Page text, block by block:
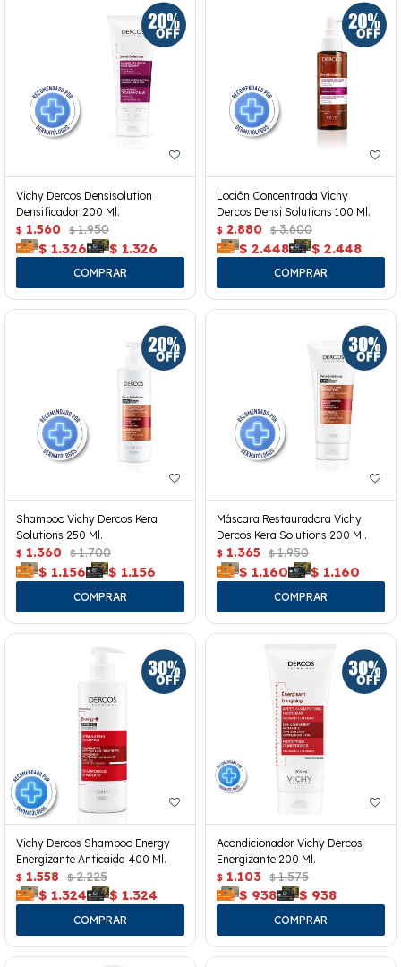
Vichy Dercos Densisolution
Densificador 200 Ml.
$ 1.560 $ 1.950
$ 1.326 $ 1.326
Loción Concentrada Vichy
Dercos Densi Solutions 100 Ml.
$ 2.880 $ 3.600
$ 2.448 $ 2.448
Shampoo Vichy Dercos Kera
Solutions 250 Ml.
$ 1.360 $ 1.700
$ 1.156 $ 1.156
Máscara Restauradora Vichy
Dercos Kera Solutions 200 Ml.
$ 1.365 $ 1.950
$ 1.160 $ 1.160
Vichy Dercos Shampoo Energy
Energizante Anticaida 400 Ml.
$ 1.558 $ 2.225
$ 1.324 $ 1.324
Acondicionador Vichy Dercos
Energizante 200 Ml.
$ 1.103 $ 1.575
$ 938 $ 938